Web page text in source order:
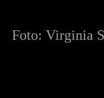
Foto: Virginia